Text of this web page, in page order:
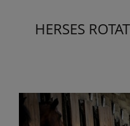
HERSES